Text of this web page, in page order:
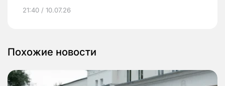
21:40 / 10.07.26
Похожие новости